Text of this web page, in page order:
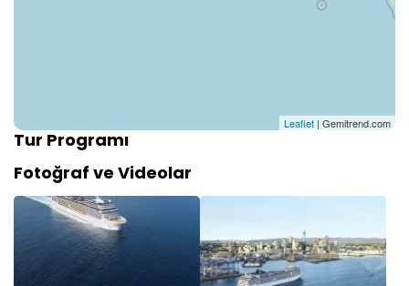
Leaflet | Gemitrend.com
Tur Programı
Fotoğraf ve Videolar